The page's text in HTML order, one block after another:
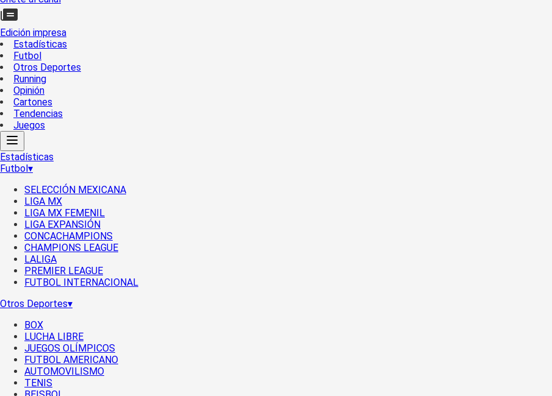
Edición impresa
Estadísticas
Futbol
Otros Deportes
Running
Opinión
Cartones
Tendencias
Juegos
Estadísticas
Futbol▾
SELECCIÓN MEXICANA
LIGA MX
LIGA MX FEMENIL
LIGA EXPANSIÓN
CONCACHAMPIONS
CHAMPIONS LEAGUE
LALIGA
PREMIER LEAGUE
FUTBOL INTERNACIONAL
Otros Deportes▾
BOX
LUCHA LIBRE
JUEGOS OLÍMPICOS
FUTBOL AMERICANO
AUTOMOVILISMO
TENIS